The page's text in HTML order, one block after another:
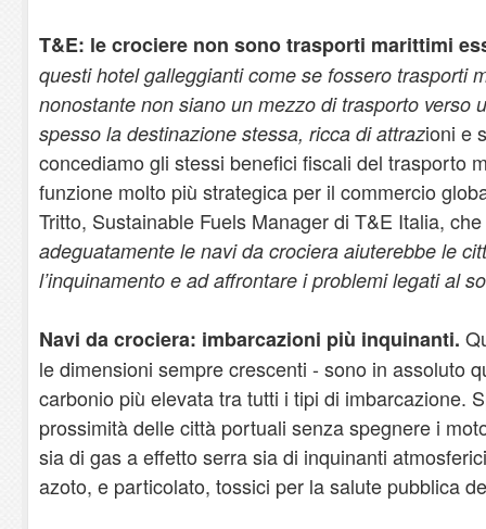
T&E: le crociere non sono trasporti marittimi
questi hotel galleggianti come se fossero trasporti
nonostante non siano un mezzo di trasporto verso
spesso la destinazione stessa, ricca di attrazioni e
concediamo gli stessi benefici fiscali del trasporto
funzione molto più strategica per il commercio
Tritto, Sustainable Fuels Manager di T&E Italia,
adeguatamente le navi da crociera aiuterebbe le
l’inquinamento e ad affrontare i problemi legati al
Navi da crociera: imbarcazioni più inquinanti.
le dimensioni sempre crescenti - sono in assoluto
carbonio più elevata tra tutti i tipi di imbarcazione.
prossimità delle città portuali senza spegnere i
sia di gas a effetto serra sia di inquinanti
azoto, e particolato, tossici per la salute pubblica